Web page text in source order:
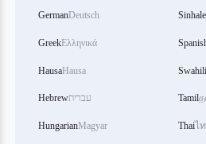
GermanDeutsch
GreekΕλληνικά
HausaHausa
Hebrewעברית
HungarianMagyar
Swahili
Tamil
Thaiไ